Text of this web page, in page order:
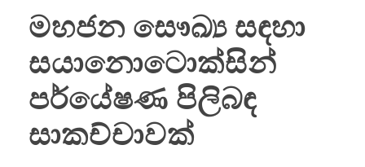
මහජන සෞඛ්‍ය සඳහා
සයානොටොක්සින්
පර්යේෂණ පිලිබඳ
සාකච්චාවක්